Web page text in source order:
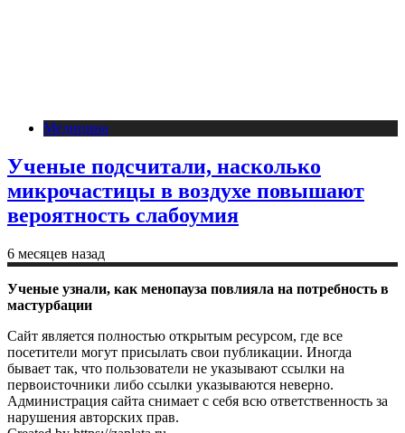
Медицина
Ученые подсчитали, насколько
микрочастицы в воздухе повышают
вероятность слабоумия
6 месяцев назад
Ученые узнали, как менопауза повлияла на потребность в
мастурбации
Сайт является полностью открытым ресурсом, где все
посетители могут присылать свои публикации. Иногда
бывает так, что пользователи не указывают ссылки на
первоисточники либо ссылки указываются неверно.
Администрация сайта снимает с себя всю ответственность за
нарушения авторских прав.